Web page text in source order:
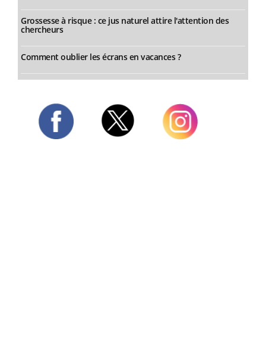
Grossesse à risque : ce jus naturel attire l'attention des
chercheurs
Comment oublier les écrans en vacances ?